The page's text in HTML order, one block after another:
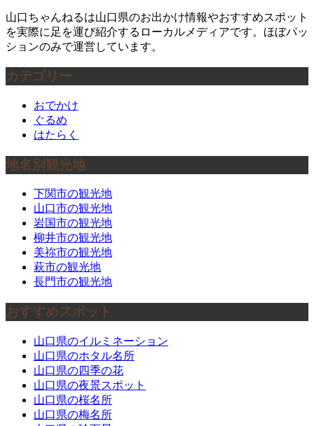
山口ちゃんねるは山口県のお出かけ情報やおすすめスポット
を実際に足を運び紹介するローカルメディアです。ほぼパッ
ションのみで運営しています。
カテゴリー
おでかけ
ぐるめ
はたらく
地名別観光地
下関市の観光地
山口市の観光地
岩国市の観光地
柳井市の観光地
美祢市の観光地
萩市の観光地
長門市の観光地
おすすめスポット
山口県のイルミネーション
山口県のホタル名所
山口県の四季の花
山口県の夜景スポット
山口県の桜名所
山口県の梅名所